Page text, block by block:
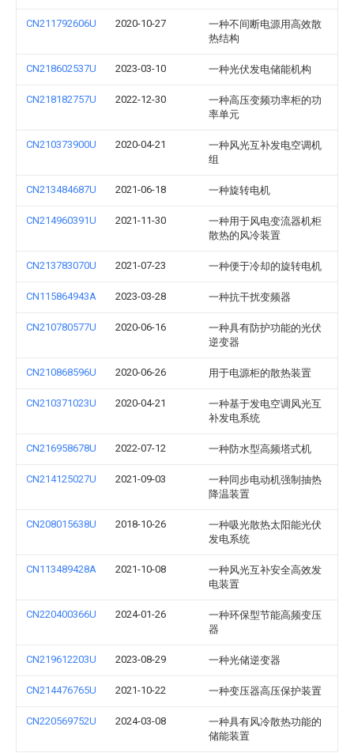
CN211792606U 2020-10-27
一种不间断电源用高效散
热结构
CN218602537U 2023-03-10 一种光伏发电储能机构
CN218182757U 2022-12-30
一种高压变频功率柜的功
率单元
CN210373900U 2020-04-21
一种风光互补发电空调机
组
CN213484687U 2021-06-18 一种旋转电机
CN214960391U 2021-11-30
一种用于风电变流器机柜
散热的风冷装置
CN213783070U 2021-07-23 一种便于冷却的旋转电机
CN115864943A 2023-03-28 一种抗干扰变频器
CN210780577U 2020-06-16
一种具有防护功能的光伏
逆变器
CN210868596U 2020-06-26 用于电源柜的散热装置
CN210371023U 2020-04-21
一种基于发电空调风光互
补发电系统
CN216958678U 2022-07-12 一种防水型高频塔式机
CN214125027U 2021-09-03
一种同步电动机强制抽热
降温装置
CN208015638U 2018-10-26
一种吸光散热太阳能光伏
发电系统
CN113489428A 2021-10-08
一种风光互补安全高效发
电装置
CN220400366U 2024-01-26
一种环保型节能高频变压
器
CN219612203U 2023-08-29 一种光储逆变器
CN214476765U 2021-10-22 一种变压器高压保护装置
CN220569752U 2024-03-08
一种具有风冷散热功能的
储能装置